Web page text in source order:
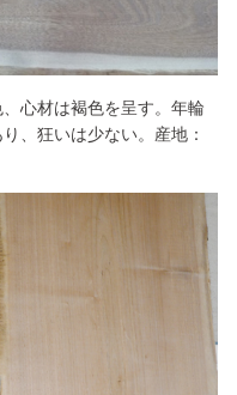
心材は褐色を呈す。年輪
、狂いは少ない。産地：